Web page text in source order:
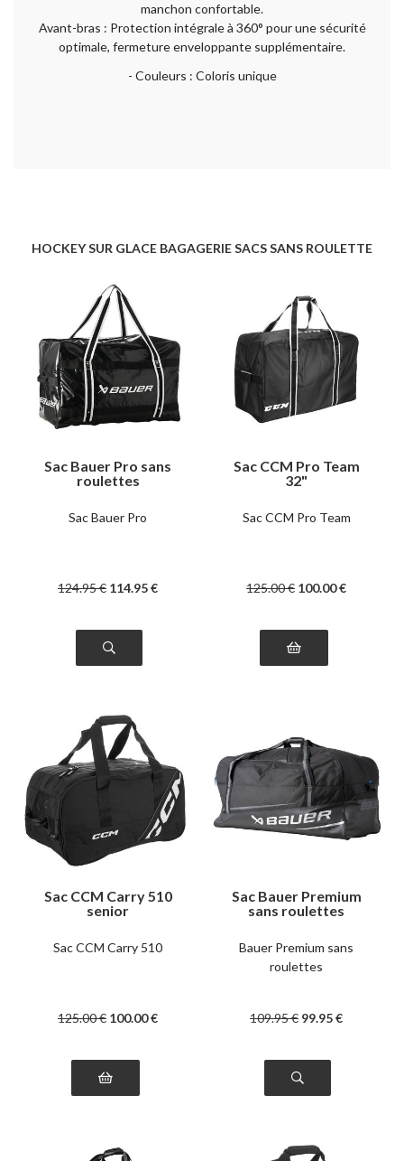
manchon confortable.
Avant-bras : Protection intégrale à 360° pour une sécurité
optimale, fermeture enveloppante supplémentaire.
- Couleurs : Coloris unique
HOCKEY SUR GLACE BAGAGERIE SACS SANS ROULETTE
Sac Bauer Pro sans
roulettes
Sac Bauer Pro
124.95€ 114.95€
Sac CCM Pro Team
32"
Sac CCM Pro Team
125.00€ 100.00€
Sac CCM Carry 510
senior
Sac CCM Carry 510
125.00€ 100.00€
Sac Bauer Premium
sans roulettes
Bauer Premium sans
roulettes
109.95€ 99.95€